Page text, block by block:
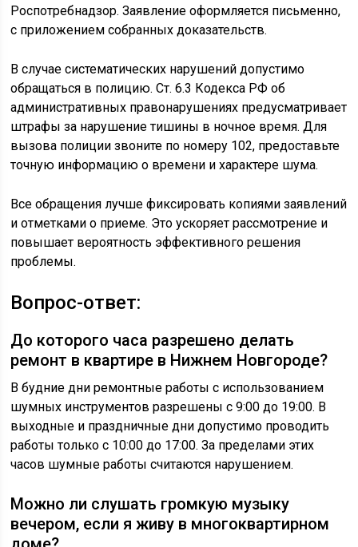
Роспотребнадзор. Заявление оформляется письменно,
с приложением собранных доказательств.
В случае систематических нарушений допустимо
обращаться в полицию. Ст. 6.3 Кодекса РФ об
административных правонарушениях предусматривает
штрафы за нарушение тишины в ночное время. Для
вызова полиции звоните по номеру 102, предоставьте
точную информацию о времени и характере шума.
Все обращения лучше фиксировать копиями заявлений
и отметками о приеме. Это ускоряет рассмотрение и
повышает вероятность эффективного решения
проблемы.
Вопрос-ответ:
До которого часа разрешено делать
ремонт в квартире в Нижнем Новгороде?
В будние дни ремонтные работы с использованием
шумных инструментов разрешены с 9:00 до 19:00. В
выходные и праздничные дни допустимо проводить
работы только с 10:00 до 17:00. За пределами этих
часов шумные работы считаются нарушением.
Можно ли слушать громкую музыку
вечером, если я живу в многоквартирном